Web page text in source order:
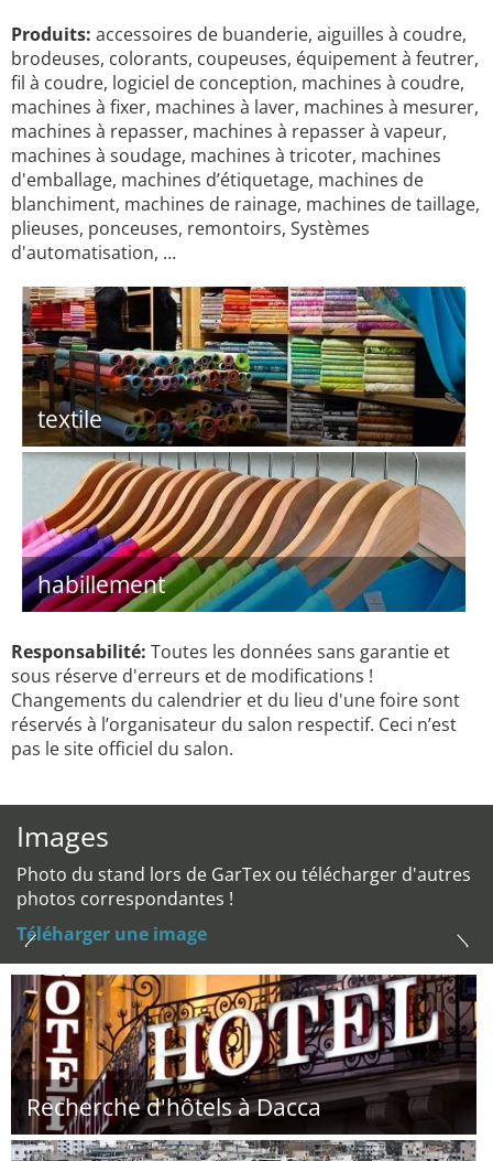
Produits: accessoires de buanderie, aiguilles à coudre,
brodeuses, colorants, coupeuses, équipement à feutrer,
fil à coudre, logiciel de conception, machines à coudre,
machines à fixer, machines à laver, machines à mesurer,
machines à repasser, machines à repasser à vapeur,
machines à soudage, machines à tricoter, machines
d'emballage, machines d’étiquetage, machines de
blanchiment, machines de rainage, machines de taillage,
plieuses, ponceuses, remontoirs, Systèmes
d'automatisation, …
textile
habillement
Responsabilité: Toutes les données sans garantie et
sous réserve d'erreurs et de modifications !
Changements du calendrier et du lieu d'une foire sont
réservés à l’organisateur du salon respectif. Ceci n’est
pas le site officiel du salon.
Images
Photo du stand lors de GarTex ou télécharger d'autres
photos correspondantes !
Téléharger une image
Recherche d'hôtels à Dacca